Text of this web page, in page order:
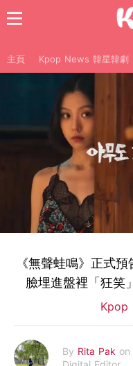
主頁 Kpop News 韓星韓劇
《無聲蛙鳴》正式
臉埋進盤裡「狂笑
Kpop
By Rita Pak